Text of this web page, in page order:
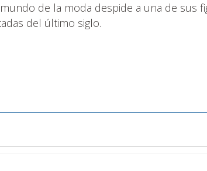
de la moda despide a una de sus
del último siglo.